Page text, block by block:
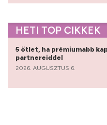
HETI TOP CIKKEK
5 ötlet, ha prémiumabb
partnereiddel
2026. AUGUSZTUS 6.